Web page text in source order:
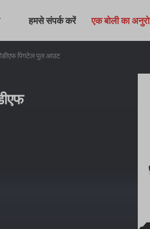
हमसे संपर्क करें एक बोली का
पिगटेल पुल आउट